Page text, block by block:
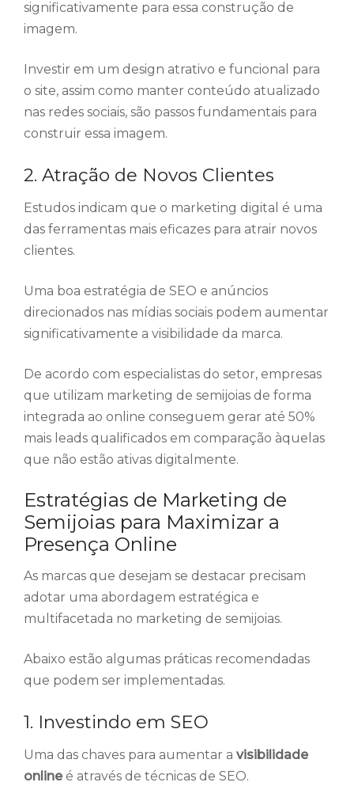
significativamente para essa construção de
imagem.
Investir em um design atrativo e funcional para
o site, assim como manter conteúdo atualizado
nas redes sociais, são passos fundamentais para
construir essa imagem.
2. Atração de Novos Clientes
Estudos indicam que o marketing digital é uma
das ferramentas mais eficazes para atrair novos
clientes.
Uma boa estratégia de SEO e anúncios
direcionados nas mídias sociais podem aumentar
significativamente a visibilidade da marca.
De acordo com especialistas do setor, empresas
que utilizam marketing de semijoias de forma
integrada ao online conseguem gerar até 50%
mais leads qualificados em comparação àquelas
que não estão ativas digitalmente.
Estratégias de Marketing de
Semijoias para Maximizar a
Presença Online
As marcas que desejam se destacar precisam
adotar uma abordagem estratégica e
multifacetada no marketing de semijoias.
Abaixo estão algumas práticas recomendadas
que podem ser implementadas.
1. Investindo em SEO
Uma das chaves para aumentar a visibilidade
onlineé através de técnicas de SEO.